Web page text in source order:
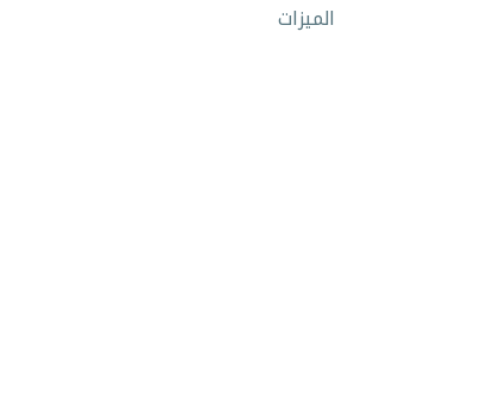
الميزات